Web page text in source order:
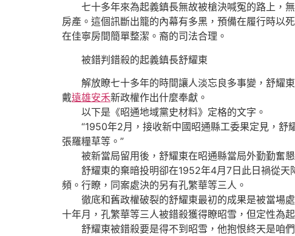
七十多年來為起義鎮長無故被槍決喊冤的路上，無
房產。這個訊斷出籠的內幕有多黑，預備在履行時以
在佳寧房間簡單整潔。裔的司法合理。
被錯判錯殺的起義鎮長舒耀東
解放瞭七十多年的時間讓人淡忘良多事變，舒耀東
戴遠雄安禾新政權作出什麼奉獻。
以下是《昭通地域黨史材料》定格的文字。
“1950年2月，接收新中國昭通縣工委果定見，舒
張羅糧草等。”
被新當局留用後，舒耀東在昭通縣當局外勤勤奮懇
舒耀東的棄暗投明卻在1952年4月7日此日禍從天
頻。行瞭，同案處決的另有孔繁華等三人。
徹底和舊政權破裂的舒耀東最初的成果是被當場處
十年月，孔繁華等三人被錯殺獲得瞭昭雪，但定性為
舒耀東被錯殺要是得不到昭雪，他抱恨終天是咱們